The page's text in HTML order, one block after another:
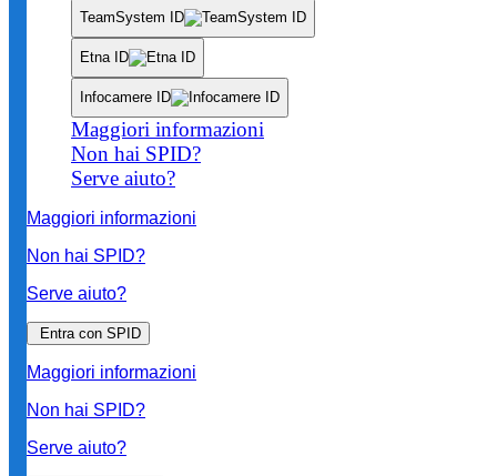
TeamSystem ID
Etna ID
Infocamere ID
Maggiori informazioni
Non hai SPID?
Serve aiuto?
Maggiori informazioni
Non hai SPID?
Serve aiuto?
Entra con SPID
Maggiori informazioni
Non hai SPID?
Serve aiuto?